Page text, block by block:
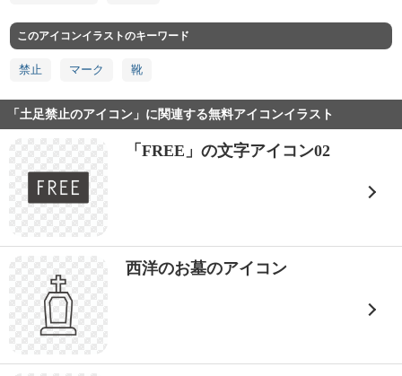
このアイコンイラストのキーワード
禁止 マーク 靴
「土足禁止のアイコン」に関連する無料アイコンイラスト
「FREE」の文字アイコン02
西洋のお墓のアイコン